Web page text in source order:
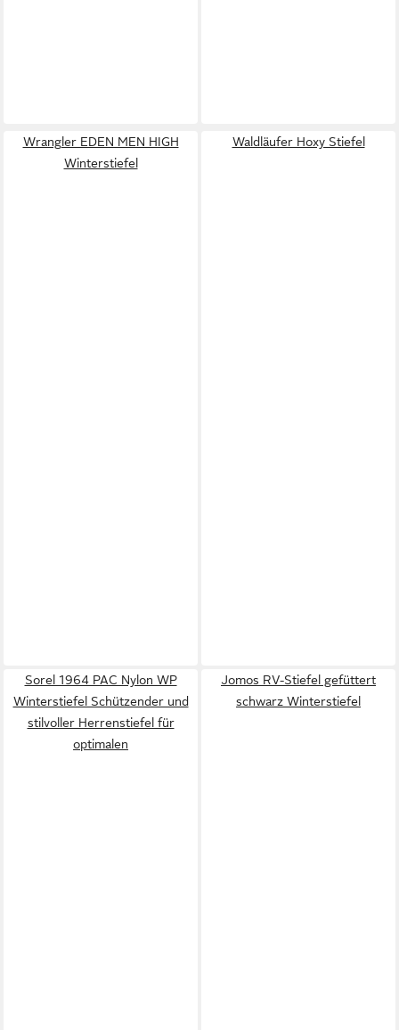
Wrangler EDEN MEN HIGH
Winterstiefel
Waldläufer Hoxy Stiefel
Sorel 1964 PAC Nylon WP
Winterstiefel Schützender und
stilvoller Herrenstiefel für
optimalen
Jomos RV-Stiefel gefüttert
schwarz Winterstiefel